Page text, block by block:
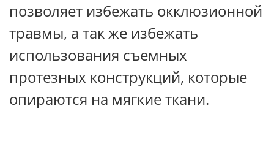
позволяет избежать окклюзионной
травмы, а так же избежать
использования съемных
протезных конструкций, которые
опираются на мягкие ткани.